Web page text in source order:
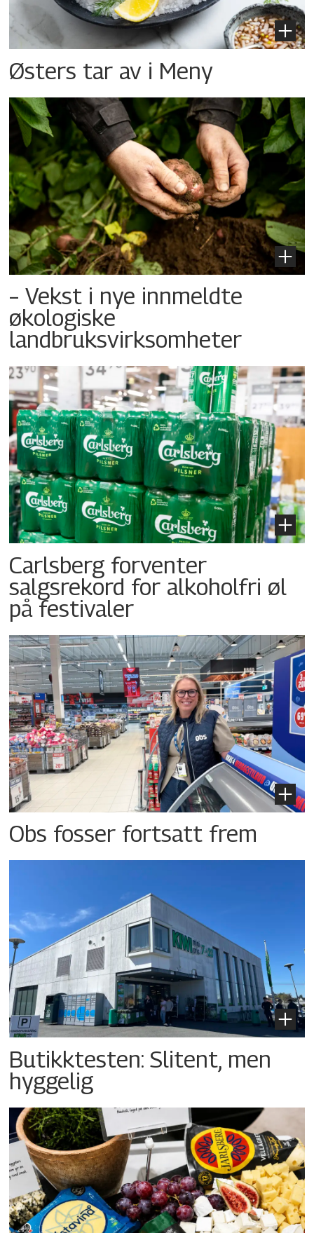
Østers tar av i Meny
– Vekst i nye innmeldte
økologiske
landbruksvirksomheter
Carlsberg forventer
salgsrekord for alkoholfri øl
på festivaler
Obs fosser fortsatt frem
Butikktesten: Slitent, men
hyggelig